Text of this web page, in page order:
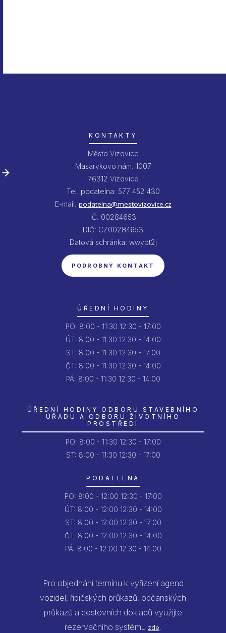
KONTAKTY
Město Vizovice
Masarykovo nám. 1007
76312 Vizovice
Tel. podatelna: 577 452 430
E-mail: podatelna@mestovizovice.cz
IČ: 00284653
DIČ: CZ00284653
Datová schránka: wwybt2j
PODROBNÝ KONTAKT
ÚŘEDNÍ HODINY
PO: 8:00 - 11:30 12:30 - 17:00
ÚT: 8:00 - 11:30 12:30 - 14:00
ST: 8:00 - 11:30 12:30 - 17:00
ČT: 8:00 - 11:30 12:30 - 14:00
PÁ: 8:00 - 11:30 12:30 - 14:00
ÚŘEDNÍ HODINY ODBORU STAVEBNÍHO
ÚŘADU A ODBORU ŽIVOTNÍHO
PROSTŘEDÍ
PO: 8:00 - 11:30 12:30 - 17:00
ST: 8:00 - 11:30 12:30 - 17:00
PODATELNA
PO: 8:00 - 12:00 12:30 - 17:00
ÚT: 8:00 - 12:00 12:30 - 14:00
ST: 8:00 - 12:00 12:30 - 17:00
ČT: 8:00 - 12:00 12:30 - 14:00
PÁ: 8:00 - 12:00 12:30 - 14:00
Pro objednání termínu k vyřízení agend
vozidel, řidičských průkazů, občanských
průkazů a cestovních dokladů využijte
rezervačního systému zde.